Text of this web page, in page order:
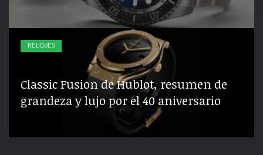
RELOJES
Classic Fusion de Hublot, resumen de
grandeza y lujo por el 40 aniversario